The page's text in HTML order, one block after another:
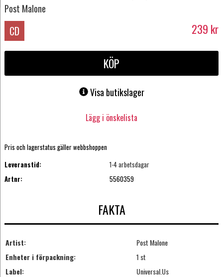
Post Malone
CD 239 kr
KÖP
Visa butikslager
Lägg i önskelista
Pris och lagerstatus gäller webbshoppen
Leveranstid:
1-4 arbetsdagar
Artnr:
5560359
FAKTA
Artist:
Post Malone
Enheter i förpackning:
1 st
Label:
Universal.Us